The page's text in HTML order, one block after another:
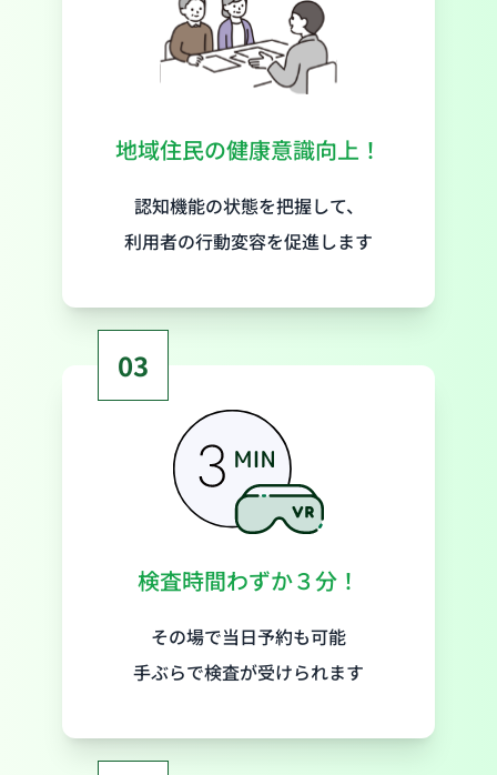
地域住民の健康意識向上！
認知機能の状態を把握して、
利用者の行動変容を促進します
03
検査時間わずか３分！
その場で当日予約も可能
手ぶらで検査が受けられます